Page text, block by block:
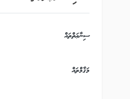
ސިނާޢަތްތައް
މަޤާމްތައް